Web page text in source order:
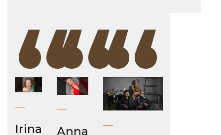
“
Irina “
Anna “